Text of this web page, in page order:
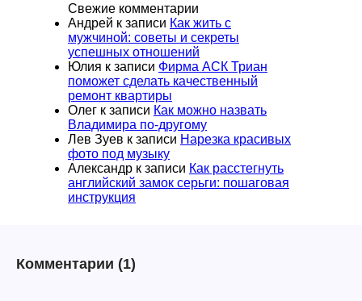
Свежие комментарии
Андрей к записи Как жить с
мужчиной: советы и секреты
успешных отношений
Юлия к записи Фирма АСК Триан
поможет сделать качественный
ремонт квартиры
Олег к записи Как можно назвать
Владимира по-другому
Лев Зуев к записи Нарезка красивых
фото под музыку
Александр к записи Как расстегнуть
английский замок серьги: пошаговая
инструкция
Комментарии (1)